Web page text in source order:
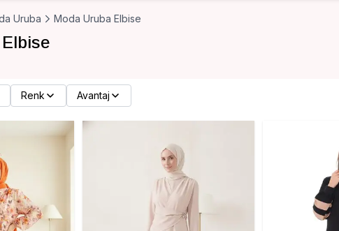
Uruba Moda Uruba Elbise
Renk Avantaj